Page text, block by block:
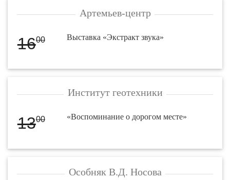
Артемьев-центр
1600 Выставка «Экстракт звука»
Институт геотехники
1300 «Воспоминание о дорогом месте»
Особняк В.Д. Носова